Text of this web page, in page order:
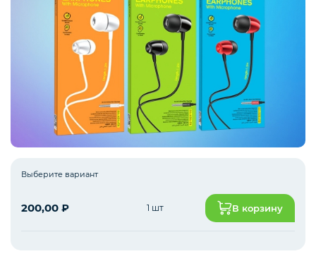
Для Автомобиля
Освещение
Мобильные аксессуары
Выберите вариант
200,00 ₽ 1 шт В корзину